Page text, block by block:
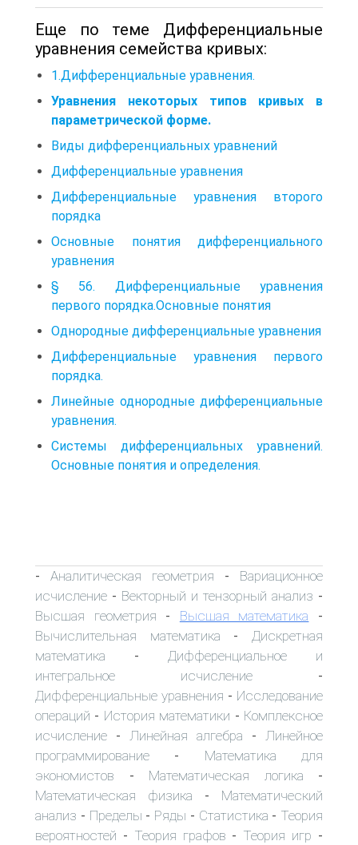
Еще по теме Дифференциальные
уравнения семейства кривых:
1.Дифференциальные уравнения.
Уравнения некоторых типов кривых в
параметрической форме.
Виды дифференциальных уравнений
Дифференциальные уравнения
Дифференциальные уравнения второго
порядка
Основные понятия дифференциального
уравнения
§ 56. Дифференциальные уравнения
первого порядка.Основные понятия
Однородные дифференциальные уравнения
Дифференциальные уравнения первого
порядка.
Линейные однородные дифференциальные
уравнения.
Системы дифференциальных уравнений.
Основные понятия и определения.
- Аналитическая геометрия - Вариационное
исчисление - Векторный и тензорный анализ -
Высшая геометрия - Высшая математика -
Вычислительная математика -Дискретная
математика - Дифференциальное и
интегральное исчисление -
Дифференциальные уравнения - Исследование
операций - История математики - Комплексное
исчисление - Линейная алгебра - Линейное
программирование - Математика для
экономистов - Математическая логика -
Математическая физика - Математический
анализ - Пределы - Ряды - Статистика - Теория
вероятностей - Теория графов - Теория игр -